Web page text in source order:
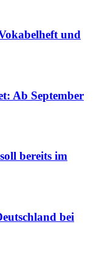
und
Ab September
bereits im
bei